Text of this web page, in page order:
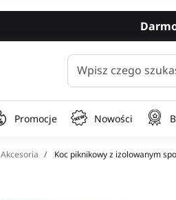
Wpisz czego
Promocje Nowości
Akcesoria Koc piknikowy z izolowanym